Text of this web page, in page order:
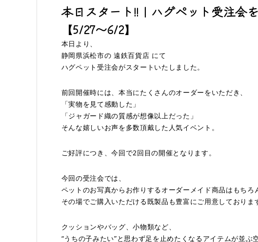
本日スタート!!｜ハグペット受注会
【5/27〜6/2】
本日より、
静岡県浜松市の 遠鉄百貨店 にて
ハグペット受注会がスタートいたしました。
前回開催時には、本当にたくさんのオーダーをいただき、
「実物を見て感動した」
「ジャガード織の質感が想像以上だった」
そんな嬉しいお声を多数頂戴した人気イベント。
ご好評につき、今回で2回目の開催となります。
今回の受注会では、
ペットのお写真からお作りするオーダーメイド商品はもちろ
その場でご購入いただける既製品も豊富にご用意しておりま
クッションやバッグ、小物類など、
“うちの子みたい”と思わず足を止めたくなるアイテムが並ぶ